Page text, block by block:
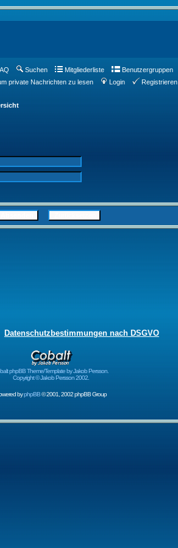
Suchen Mitgliederliste
Benutzergruppen
private Nachrichten zu lesen Login Registrieren
Datenschutzbestimmungen nach DSGVO
phpBB Theme/Template by Jakob Persson.
Copyright © Jakob Persson 2002.
byphpBB© 2001, 2002 phpBB Group